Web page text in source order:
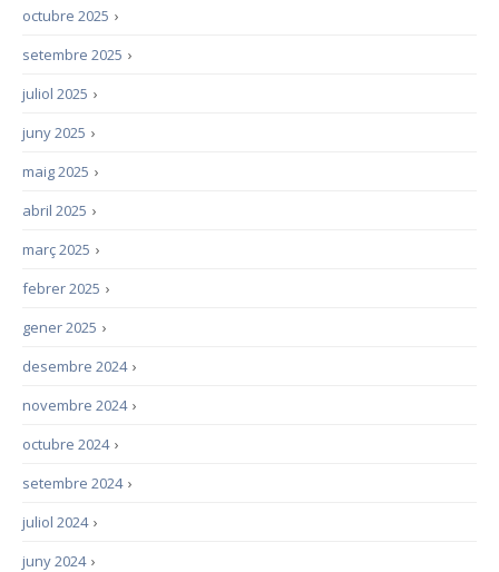
›
octubre 2025
›
setembre 2025
›
juliol 2025
›
juny 2025
›
maig 2025
›
abril 2025
›
març 2025
›
febrer 2025
›
gener 2025
›
desembre 2024
›
novembre 2024
›
octubre 2024
›
setembre 2024
›
juliol 2024
›
juny 2024